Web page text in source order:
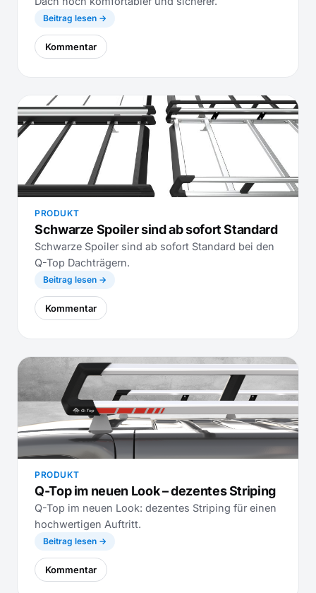
Beitrag lesen →
Kommentar
PRODUKT
Schwarze Spoiler sind ab sofort Standard
Schwarze Spoiler sind ab sofort Standard bei den
Q-Top Dachträgern.
Beitrag lesen →
Kommentar
PRODUKT
Q-Top im neuen Look – dezentes Striping
Q-Top im neuen Look: dezentes Striping für einen
hochwertigen Auftritt.
Beitrag lesen →
Kommentar